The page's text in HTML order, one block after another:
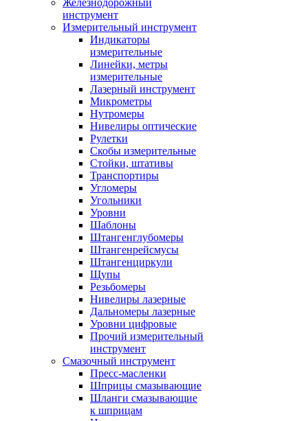
Железнодорожный
инструмент
Измерительный инструмент
Индикаторы
измерительные
Линейки, метры
измерительные
Лазерный инструмент
Микрометры
Нутромеры
Нивелиры оптические
Рулетки
Скобы измерительные
Стойки, штативы
Транспортиры
Угломеры
Угольники
Уровни
Шаблоны
Штангенглубомеры
Штангенрейсмусы
Штангенциркули
Щупы
Резьбомеры
Нивелиры лазерные
Дальномеры лазерные
Уровни цифровые
Прочий измерительный
инструмент
Смазочный инструмент
Пресс-масленки
Шприцы смазывающие
Шланги смазывающие
к шприцам